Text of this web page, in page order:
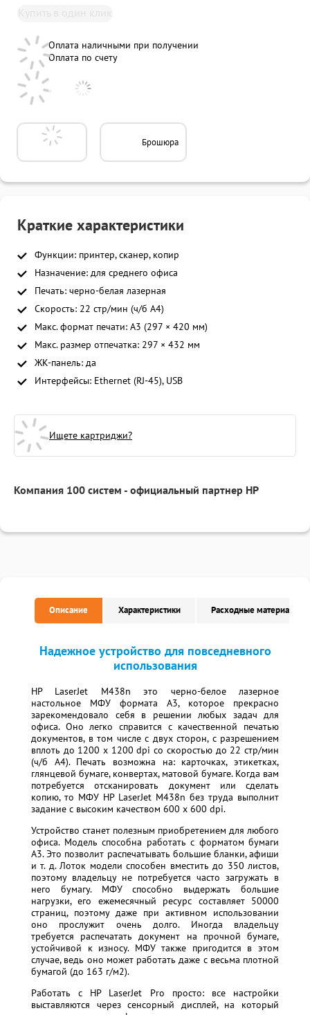
Оплата наличными при получении
Оплата по счету
Брошюра
Краткие характеристики
Функции: принтер, сканер, копир
Назначение: для среднего офиса
Печать: черно-белая лазерная
Скорость: 22 стр/мин (ч/б A4)
Макс. формат печати: A3 (297 × 420 мм)
Макс. размер отпечатка: 297 × 432 мм
ЖК-панель: да
Интерфейсы: Ethernet (RJ-45), USB
Ищете картриджи?
Компания 100 систем - официальный партнер HP
Описание Характеристики Расходные материалы
Надежное устройство для повседневного
использования
HP LaserJet M438n это черно-белое лазерное
настольное МФУ формата A3, которое прекрасно
зарекомендовало себя в решении любых задач для
офиса. Оно легко справится с качественной печатью
документов, в том числе с двух сторон, с разрешением
вплоть до 1200 x 1200 dpi со скоростью до 22 стр/мин
(ч/б А4). Печать возможна на: карточках, этикетках,
глянцевой бумаге, конвертах, матовой бумаге. Когда вам
потребуется отсканировать документ или сделать
копию, то МФУ HP LaserJet M438n без труда выполнит
задание с высоким качеством 600 x 600 dpi.
Устройство станет полезным приобретением для любого
офиса. Модель способна работать с форматом бумаги
A3. Это позволит распечатывать большие бланки, афиши
и т. д. Лоток модели способен вместить до 350 листов,
поэтому владельцу не потребуется часто загружать в
него бумагу. МФУ способно выдержать большие
нагрузки, его ежемесячный ресурс составляет 50000
страниц, поэтому даже при активном использовании
оно прослужит очень долго. Иногда владельцу
требуется распечатать документ на прочной бумаге,
устойчивой к износу. МФУ также пригодится в этом
случае, ведь оно может работать даже с весьма плотной
бумагой (до 163 г/м2).
Работать с HP LaserJet Pro просто: все настройки
выставляются через сенсорный дисплей, на который